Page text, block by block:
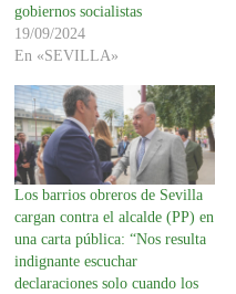
gobiernos socialistas
19/09/2024
En «SEVILLA»
Los barrios obreros de Sevilla
cargan contra el alcalde (PP) en
una carta pública: “Nos resulta
indignante escuchar
declaraciones solo cuando los